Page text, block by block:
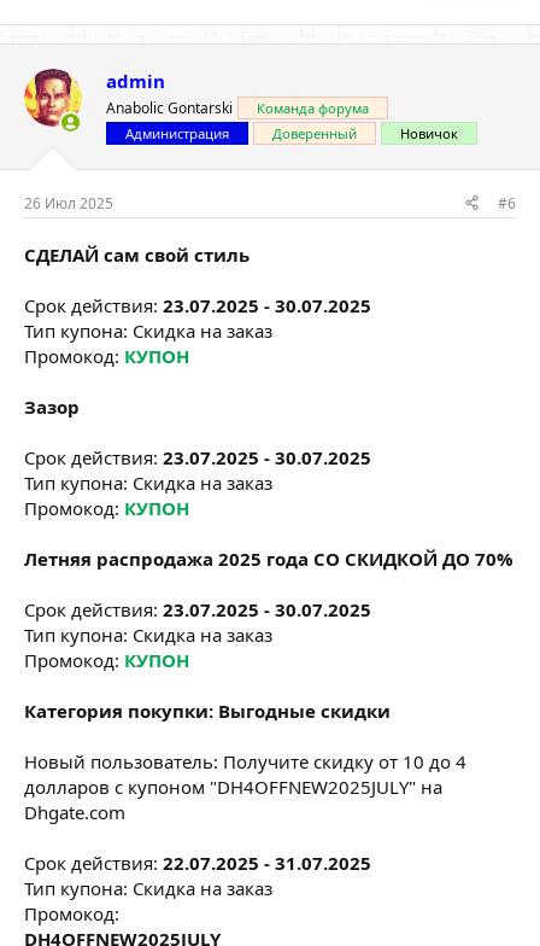
admin
Anabolic Gontarski
Команда форума
Администрация
Доверенный Новичок
26 Июл 2025 #6
СДЕЛАЙ сам свой стиль
Срок действия: 23.07.2025 - 30.07.2025
Тип купона: Скидка на заказ
Промокод: КУПОН
Зазор
Срок действия: 23.07.2025 - 30.07.2025
Тип купона: Скидка на заказ
Промокод: КУПОН
Летняя распродажа 2025 года СО СКИДКОЙ ДО 70%
Срок действия: 23.07.2025 - 30.07.2025
Тип купона: Скидка на заказ
Промокод: КУПОН
Категория покупки: Выгодные скидки
Новый пользователь: Получите скидку от 10 до 4
долларов с купоном "DH4OFFNEW2025JULY" на
Dhgate.com
Срок действия: 22.07.2025 - 31.07.2025
Тип купона: Скидка на заказ
Промокод:
DH4OFFNEW2025JULY